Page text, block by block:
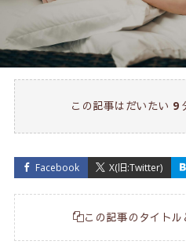
この記事はだいたい 9
Facebook X(旧:Twitter)
この記事のタイトル